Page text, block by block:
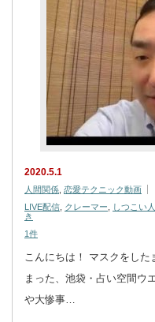
2020.5.1
人間関係 恋愛テクニック動画
LIVE配信 クレーマー しつこい人
き
1件
こんにちは！ マスクをした
まった、池袋・占い空間ウ
や大惨事…